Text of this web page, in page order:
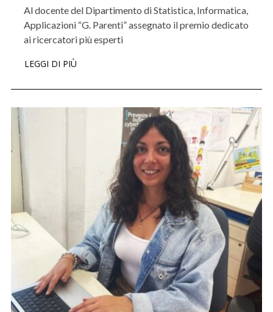
Al docente del Dipartimento di Statistica, Informatica,
Applicazioni “G. Parenti” assegnato il premio dedicato
ai ricercatori più esperti
LEGGI DI PIÙ